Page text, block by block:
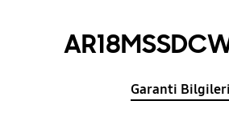
Garanti Bilgileri